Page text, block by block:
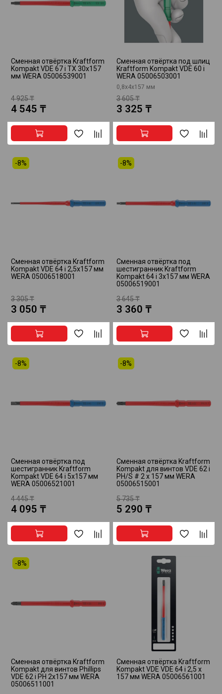
Сменная отвёртка Kraftform
Kompakt VDE 67 i TX 30x157
мм WERA 05006539001
4 925 ₸
4 545 ₸
Сменная отвёртка под шлиц
Kraftform Kompakt VDE 60 i
WERA 05006503001
0,8х4х157 мм
3 605 ₸
3 325 ₸
-8%
Сменная отвёртка Kraftform
Kompakt VDE 64 i 2,5х157 мм
WERA 05006518001
3 305 ₸
3 050 ₸
-8%
Сменная отвёртка под
шестигранник Kraftform
Kompakt 64 i 3x157 мм WERA
05006519001
3 645 ₸
3 360 ₸
-8%
Сменная отвёртка под
шестигранник Kraftform
Kompakt VDE 64 i 5x157 мм
WERA 05006521001
4 445 ₸
4 095 ₸
-8%
Сменная отвёртка Kraftform
Kompakt для винтов VDE 62 i
PH/S # 2 x 157 мм WERA
05006515001
5 735 ₸
5 290 ₸
-8%
Сменная отвёртка Kraftform
Kompakt для винтов Phillips
VDE 62 i PH 2х157 мм WERA
05006511001
Сменная отвёртка Kraftform
Kompakt VDE VDE 64 i 2,5 x
157 мм WERA 05006561001